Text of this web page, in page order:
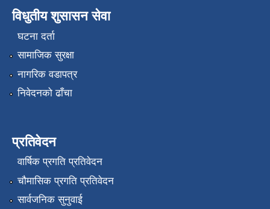
विधुतीय शुसासन सेवा
घटना दर्ता
सामाजिक सुरक्षा
नागरिक वडापत्र
निवेदनको ढाँचा
प्रतिवेदन
वार्षिक प्रगति प्रतिवेदन
चौमासिक प्रगति प्रतिवेदन
सार्वजनिक सुनुवाई